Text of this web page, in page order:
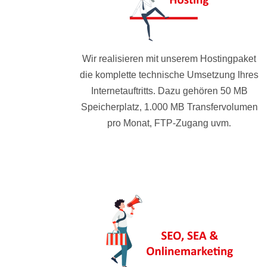
Wir realisieren mit unserem Hostingpaket
die komplette technische Umsetzung Ihres
Internetauftritts. Dazu gehören 50 MB
Speicherplatz, 1.000 MB Transfervolumen
pro Monat, FTP-Zugang uvm.